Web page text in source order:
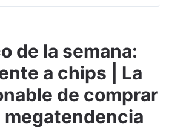
de la semana:
a chips | La
de comprar
megatendencia